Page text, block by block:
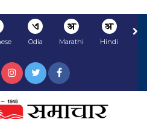
अ
Hindi
अ
Marathi
ଏ
Odia